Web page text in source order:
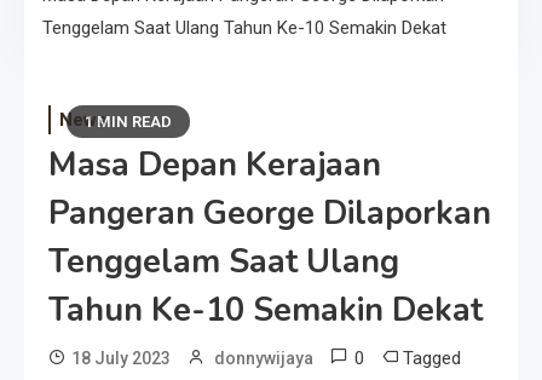
Tenggelam Saat Ulang Tahun Ke-10 Semakin Dekat
1 MIN READ
News
Masa Depan Kerajaan
Pangeran George Dilaporkan
Tenggelam Saat Ulang
Tahun Ke-10 Semakin Dekat
18 July 2023 donnywijaya 0 Tagged